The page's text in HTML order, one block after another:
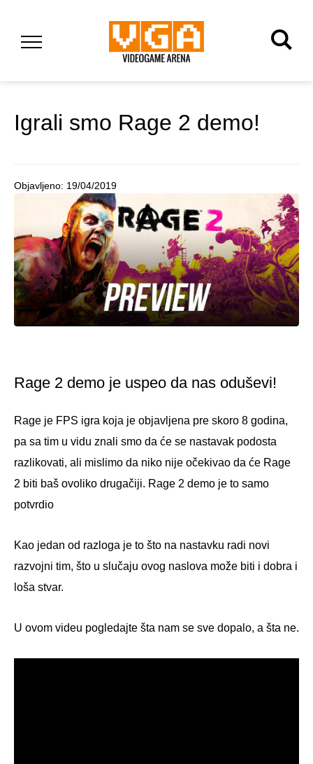
Igrali smo Rage 2 demo!
Objavljeno: 19/04/2019
Rage 2 demo je uspeo da nas oduševi!
Rage je FPS igra koja je objavljena pre skoro 8 godina,
pa sa tim u vidu znali smo da će se nastavak podosta
razlikovati, ali mislimo da niko nije očekivao da će Rage
2 biti baš ovoliko drugačiji. Rage 2 demo je to samo
potvrdio
Kao jedan od razloga je to što na nastavku radi novi
razvojni tim, što u slučaju ovog naslova može biti i dobra i
loša stvar.
U ovom videu pogledajte šta nam se sve dopalo, a šta ne.